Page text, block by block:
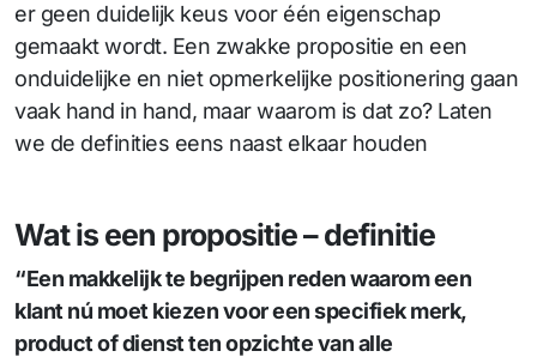
er geen duidelijk keus voor één eigenschap
gemaakt wordt. Een zwakke propositie en een
onduidelijke en niet opmerkelijke positionering gaan
vaak hand in hand, maar waarom is dat zo? Laten
we de definities eens naast elkaar houden
Wat is een propositie – definitie
“Een makkelijk te begrijpen reden waarom een
klant nú moet kiezen voor een specifiek merk,
product of dienst ten opzichte van alle